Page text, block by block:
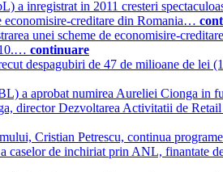
a inregistrat in 2011 cresteri
economisire-creditare din Romania…
unei scheme de economisire-
continuare
despagubiri de 47 de milioane de lei
a aprobat numirea Aureliei Cionga in
director Dezvoltarea Activitatii de
Cristian Petrescu, continua
caselor de inchiriat prin ANL, finantate